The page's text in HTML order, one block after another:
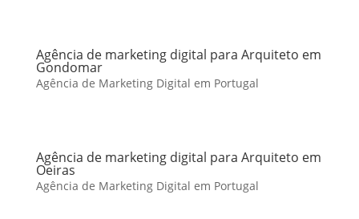
Agência de marketing digital para Arquiteto em
Gondomar
Agência de Marketing Digital em Portugal
Agência de marketing digital para Arquiteto em
Oeiras
Agência de Marketing Digital em Portugal